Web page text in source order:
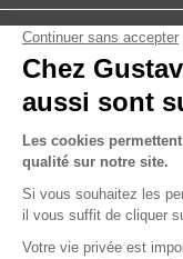
Je suis déjà
Gustave
ACTI EST - PARC ÉCO